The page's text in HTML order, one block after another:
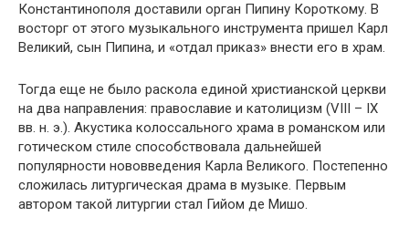
Константинополя доставили орган Пипину Короткому. В
восторг от этого музыкального инструмента пришел Карл
Великий, сын Пипина, и «отдал приказ» внести его в храм.
Тогда еще не было раскола единой христианской церкви
на два направления: православие и католицизм (VIII – IX
вв. н. э.). Акустика колоссального храма в романском или
готическом стиле способствовала дальнейшей
популярности нововведения Карла Великого. Постепенно
сложилась литургическая драма в музыке. Первым
автором такой литургии стал Гийом де Мишо.